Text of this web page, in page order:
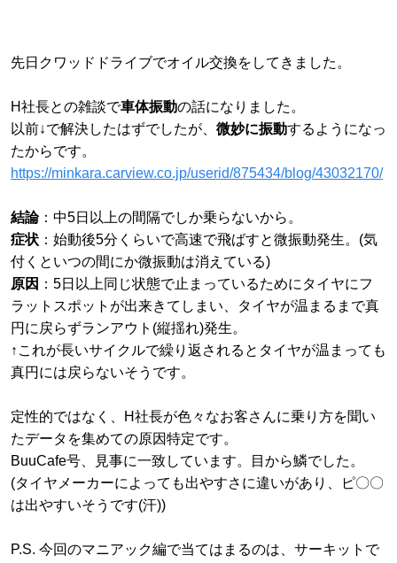
先日クワッドドライブでオイル交換をしてきました。
H社長との雑談で車体振動の話になりました。
以前↓で解決したはずでしたが、 微妙に振動するようになっ
たからです。
https://minkara.carview.co.jp/userid/875434/blog/43032170/
結論：中5日以上の間隔でしか乗らないから。
症状 ：始動後5分くらいで高速で飛ばすと微振動発生。(気
付くといつの間にか微振動は消えている)
原因 ：5日以上同じ状態で止まっているためにタイヤにフ
ラットスポットが出来きてしまい、タイヤが温まるまで真
円に戻らずランアウト(縦揺れ)発生。
↑これが長いサイクルで繰り返されるとタイヤが温まっても
真円には戻らないそうです。
定性的ではなく、H社長が色々なお客さんに乗り方を聞い
たデータを集めての原因特定です。
BuuCafe号、見事に一致しています。目から鱗でした。
(タイヤメーカーによっても出やすさに違いがあり、ピ〇〇
は出やすいそうです(汗))
P.S. 今回のマニアック編で当てはまるのは、サーキットで